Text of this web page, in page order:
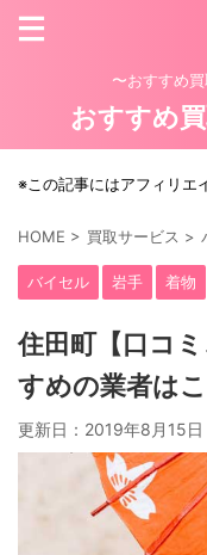
〜おすすめ
おすすめ
※この記事にはアフィリエ
HOME > 買取サービス >
バイセル 岩手 着物
住田町【口コ
すめの業者はこ
更新日： 2019年8月15日